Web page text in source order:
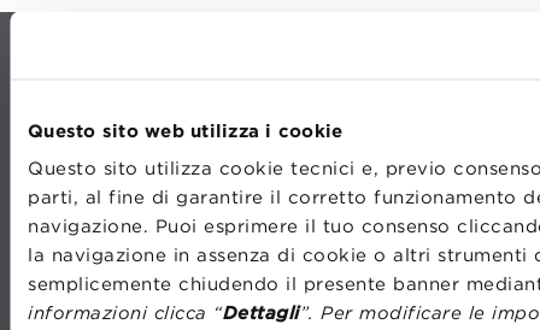
Questo sito web utilizza i cookie
Questo sito utilizza cookie tecnici e, previo
parti, al fine di garantire il corretto funzionamento
navigazione. Puoi esprimere il tuo consenso
la navigazione in assenza di cookie o altri
semplicemente chiudendo il presente banner
informazioni clicca “Dettagli”. Per modificare le
CONTATTI
TRASPARENZA
PRIVACY
PREFERENZE COOKIE
CODICE ETICO
WHISTLEBLOWING